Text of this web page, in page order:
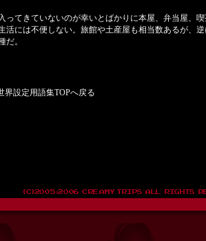
ってきていないのが幸いとばかりに本屋、弁当屋、
活には不便しない。旅館や土産屋も相当数あるが、逆
だ。
界設定用語集TOPへ戻る